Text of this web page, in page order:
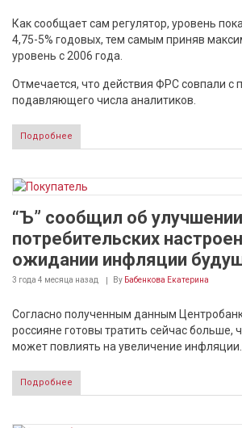
Как сообщает сам регулятор, уровень
4,75-5% годовых, тем самым приняв
уровень с 2006 года.
Отмечается, что действия ФРС совпали с
подавляющего числа аналитиков.
Подробнее
“Ъ” сообщил об улучшении
потребительских
ожидании инфляции
3 года 4 месяца назад By Бабенкова Екатерина
Согласно полученным данным
россияне готовы тратить сейчас больше,
может повлиять на увеличение инфляции.
Подробнее